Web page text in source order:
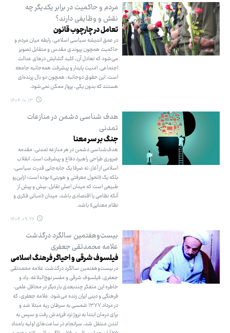
مردم و حاکمیت در برابر یکدیگر چه
نقش و وظایفی دارند؟
تعامل در چارچوب قانون
در عمق اندیشه سیاسی اسلامی، رابطه میان مردم و
حاکمیت همچون پیوندی مقدس و متقابل تصویر
می‌شود که تعادل آن، کلید گشایش درهای عدالت
اجتماعی، امنیت پایدار و پیشرفت همه‌جانبه جامعه
است. این حقوق دوجانبه، همچون دو بال پرنده‌ای
هستند که بدون یکی، پرواز ممکن نمی‌شود.
۱۴۰۴.۱۰.۱۳
هدف شناسی دشمن در منازعات
تمدنی
جنگ بر سر معنا
هدف‌شناسی دشمن در هر منازعه‌ تمدنی، مقدمه
ضروری طراحی راهبرد دفاع و پیشرفت است. انقلاب
اسلامی از آغاز، نه صرفا یک جابه‌جایی قدرت سیاسی،
بلکه یک «تحول معرفتی و هویتی» بوده است؛ ازاین‌رو
طبیعی است که میدان اصلی تقابل، بیش و پیش از
آنکه نظامی یا اقتصادی باشد، میدان «مبانی فکری و
نظام معنایی» باشد.
۱۴۰۴.۰۹.۲۶
بیست‌وهفتمین سالگرد درگذشت
علامه محمدتقی جعفری
فیلسوف شرقی و احیاگر فرهنگ اسلامی
در بیست‌وهفتمین سالگرد درگذشت علامه محمدتقی
جعفری، فیلسوف شرقی و مفسر نهج‌البلاغه، یاد و
خاطره این متفکر چندبعدی بار دیگر در محافل علمی،
فرهنگی و دینی ایران زنده می‌شود. علامه جعفری، که
در مرداد ۱۳۷۷ شمسی به سرطان ریه مبتلا شد و
برای درمان ابتدا به نروژ نزد فرزندش رفت و سپس به
لندن منتقل شد، سرانجام در ساعت‌های اولیه بامداد